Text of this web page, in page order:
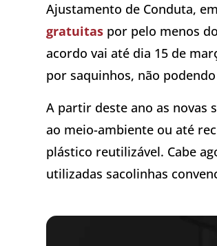
Ajustamento de Conduta,
gratuitas por pelo menos
acordo vai até dia 15 de
por saquinhos, não
A partir deste ano as novas
ao meio-ambiente ou até
plástico reutilizável. Cabe
utilizadas sacolinhas